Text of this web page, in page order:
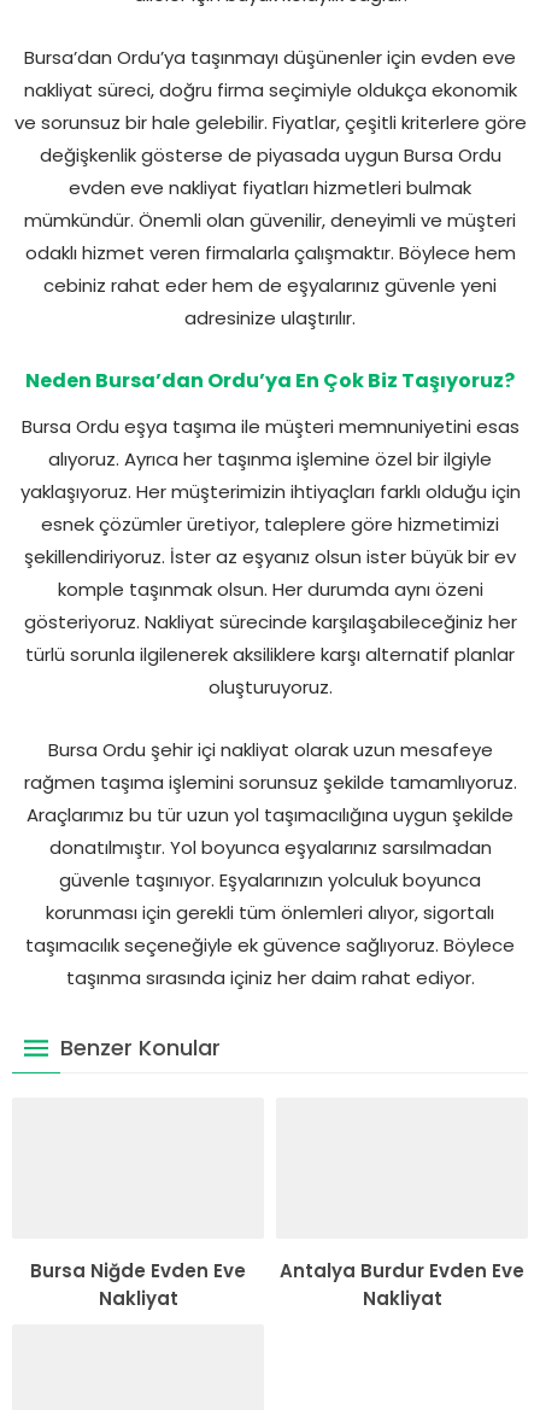
Bursa’dan Ordu’ya taşınmayı düşünenler için evden eve
nakliyat süreci, doğru firma seçimiyle oldukça ekonomik
ve sorunsuz bir hale gelebilir. Fiyatlar, çeşitli kriterlere göre
değişkenlik gösterse de piyasada uygun Bursa Ordu
evden eve nakliyat fiyatları hizmetleri bulmak
mümkündür. Önemli olan güvenilir, deneyimli ve müşteri
odaklı hizmet veren firmalarla çalışmaktır. Böylece hem
cebiniz rahat eder hem de eşyalarınız güvenle yeni
adresinize ulaştırılır.
Neden Bursa’dan Ordu’ya En Çok Biz Taşıyoruz?
Bursa Ordu eşya taşıma ile müşteri memnuniyetini esas
alıyoruz. Ayrıca her taşınma işlemine özel bir ilgiyle
yaklaşıyoruz. Her müşterimizin ihtiyaçları farklı olduğu için
esnek çözümler üretiyor, taleplere göre hizmetimizi
şekillendiriyoruz. İster az eşyanız olsun ister büyük bir ev
komple taşınmak olsun. Her durumda aynı özeni
gösteriyoruz. Nakliyat sürecinde karşılaşabileceğiniz her
türlü sorunla ilgilenerek aksiliklere karşı alternatif planlar
oluşturuyoruz.
Bursa Ordu şehir içi nakliyat olarak uzun mesafeye
rağmen taşıma işlemini sorunsuz şekilde tamamlıyoruz.
Araçlarımız bu tür uzun yol taşımacılığına uygun şekilde
donatılmıştır. Yol boyunca eşyalarınız sarsılmadan
güvenle taşınıyor. Eşyalarınızın yolculuk boyunca
korunması için gerekli tüm önlemleri alıyor, sigortalı
taşımacılık seçeneğiyle ek güvence sağlıyoruz. Böylece
taşınma sırasında içiniz her daim rahat ediyor.
Benzer Konular
Bursa Niğde Evden Eve
Nakliyat
Antalya Burdur Evden Eve
Nakliyat